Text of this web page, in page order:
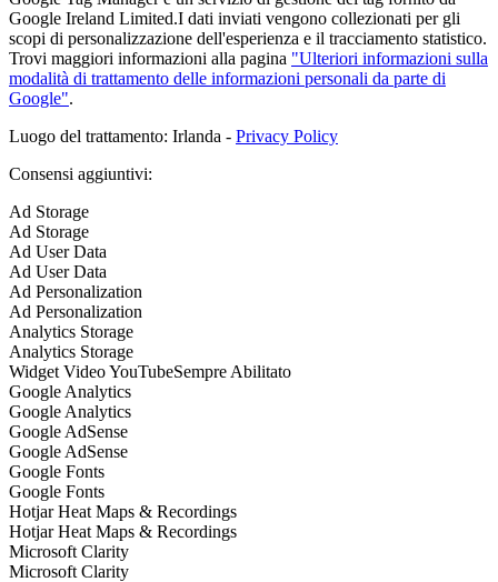
Google Ireland Limited.I dati inviati vengono collezionati per gli
scopi di personalizzazione dell'esperienza e il tracciamento statistico.
Trovi maggiori informazioni alla pagina "Ulteriori informazioni sulla
modalità di trattamento delle informazioni personali da parte di
Google".
Luogo del trattamento: Irlanda - Privacy Policy
Consensi aggiuntivi:
Ad Storage
Ad Storage
Ad User Data
Ad User Data
Ad Personalization
Ad Personalization
Analytics Storage
Analytics Storage
Widget Video YouTubeSempre Abilitato
Google Analytics
Google Analytics
Google AdSense
Google AdSense
Google Fonts
Google Fonts
Hotjar Heat Maps & Recordings
Hotjar Heat Maps & Recordings
Microsoft Clarity
Microsoft Clarity